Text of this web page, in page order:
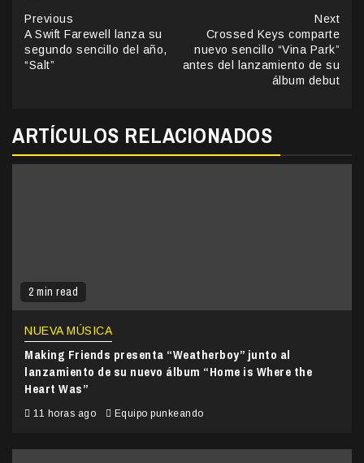
Continue
Reading
Previous
A Swift Farewell lanza su
segundo sencillo del año,
“Salt”
Next
Crossed Keys comparte
nuevo sencillo “Vina Park”
antes del lanzamiento de su
álbum debut
ARTÍCULOS RELACIONADOS
2 min read
NUEVA MÚSICA
Making Friends presenta “Weatherboy” junto al
lanzamiento de su nuevo álbum “Home is Where the
Heart Was”
11 horas ago Equipo punkeando